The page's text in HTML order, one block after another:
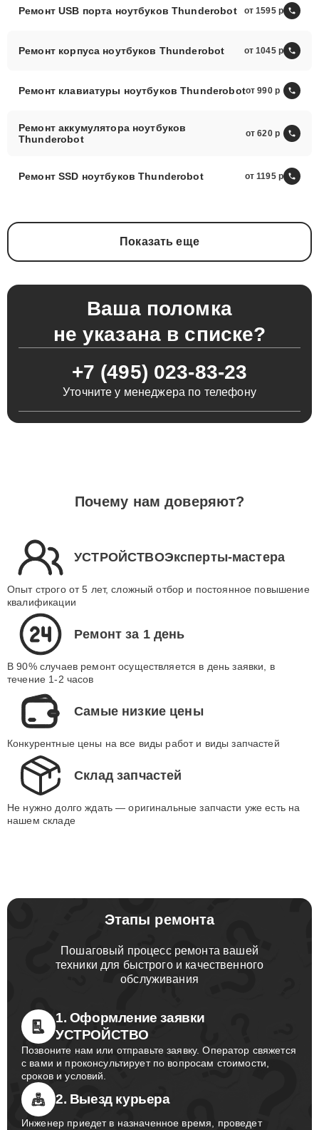
Ремонт USB порта ноутбуков Thunderobot от 1595
Ремонт корпуса ноутбуков Thunderobot от 1045
Ремонт клавиатуры ноутбуков Thunderobotот 990
Ремонт аккумулятора ноутбуков
Thunderobot
от 620
Ремонт SSD ноутбуков Thunderobot от 1195
Показать еще
Ваша поломка
не указана в списке?
+7 (495) 023-83-23
Уточните у менеджера по телефону
Почему нам доверяют?
УСТРОЙСТВОЭксперты-мастера
Опыт строго от 5 лет, сложный отбор и постоянное повышение
квалификации
Ремонт за 1 день
В 90% случаев ремонт осуществляется в день заявки, в
течение 1-2 часов
Самые низкие цены
Конкурентные цены на все виды работ и виды запчастей
Склад запчастей
Не нужно долго ждать — оригинальные запчасти уже есть на
нашем складе
Этапы ремонта
Пошаговый процесс ремонта вашей
техники для быстрого и качественного
обслуживания
1. Оформление заявки
УСТРОЙСТВО
Позвоните нам или отправьте заявку. Оператор свяжется
с вами и проконсультирует по вопросам стоимости,
сроков и условий.
2. Выезд курьера
Инженер приедет в назначенное время, проведет